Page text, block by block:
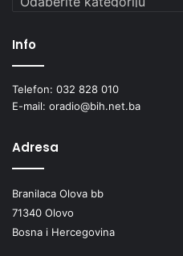
Info
Telefon: 032 828 010
E-mail: oradio@bih.net.ba
Adresa
Branilaca Olova bb
71340 Olovo
Bosna i Hercegovina